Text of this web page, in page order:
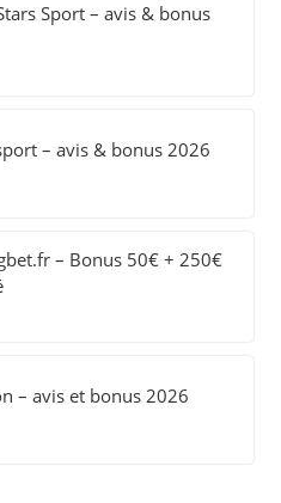
Sport – avis & bonus
– avis & bonus 2026
– Bonus 50€ + 250€
– avis et bonus 2026